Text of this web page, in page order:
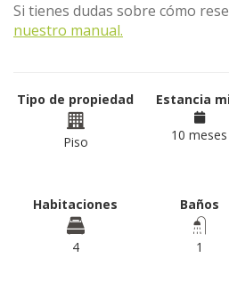
Si tienes dudas sobre cómo
nuestro manual.
Tipo de propiedad
Piso
Estancia
10 meses
Habitaciones
4
Baños
1